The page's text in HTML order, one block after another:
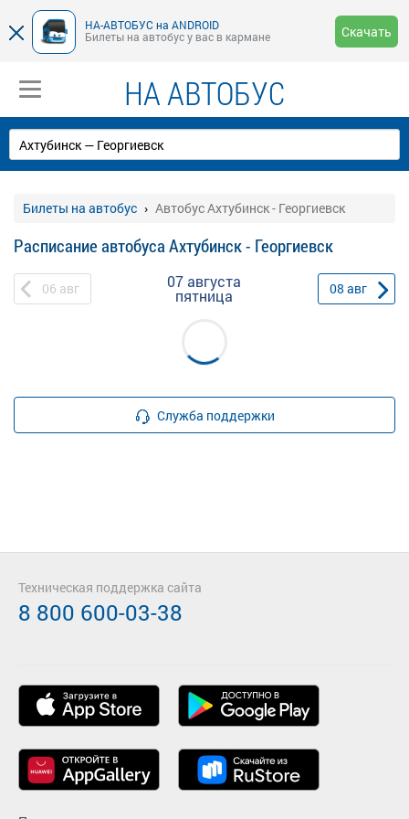
НА-АВТОБУС на ANDROID
Билеты на автобус у вас в кармане
Скачать
НА АВТОБУС
Билеты на автобус Автобус Ахтубинск - Георгиевск
Расписание автобуса Ахтубинск - Георгиевск
06 авг 07 августа
пятница 08 авг
Служба поддержки
Техническая поддержка сайта
8 800 600-03-38